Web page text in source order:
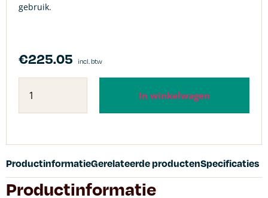
gebruik.
€225.05 incl. btw
In winkelwagen
ProductinformatieGerelateerde productenSpecificaties
Productinformatie